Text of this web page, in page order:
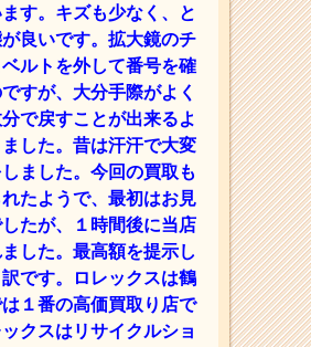
す。キズも少なく、と
良いです。拡大鏡のチ
ルトを外して番号を確
すが、大分手際がよく
で戻すことが出来るよ
した。昔は汗汗で大変
ました。今回の買取も
たようで、最初はお見
たが、１時間後に当店
した。最高額を提示し
です。ロレックスは鶴
は１番の高価買取り店で
クスはリサイクルショ